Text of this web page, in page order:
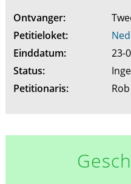
Ontvanger:
Petitieloket:
Einddatum:
23-
Status:
Petitionaris: